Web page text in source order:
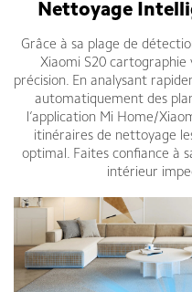
Nettoyage
Grâce à sa plage de
Xiaomi S20 cartographie
précision. En analysant
automatiquement des
l’application Mi Home/
itinéraires de nettoyage
optimal. Faites confiance à
intérieur